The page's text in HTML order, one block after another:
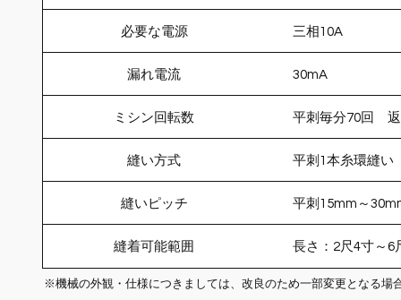
必要な電源 三相10A
漏れ電流 30mA
ミシン回転数 平刺毎分70回 返
縫い方式 平刺1本糸環縫
縫いピッチ 平刺15mm～
縫着可能範囲 長さ：2尺4寸
※機械の外観・仕様につきましては、改良のため一部変更となる